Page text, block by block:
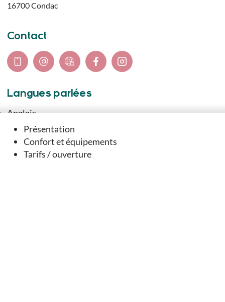
Présentation
Confort et équipements
Tarifs / ouverture
16700Condac
Contact
Langues parlées
Anglais
Français